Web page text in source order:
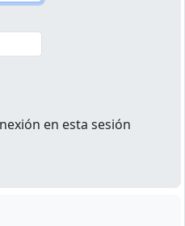
en esta sesión